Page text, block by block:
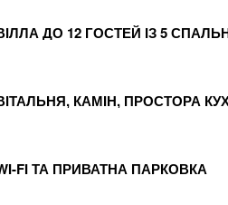
ДО 12 ГОСТЕЙ ІЗ 5
КАМІН, ПРОСТОРА
FI ТА ПРИВАТНА ПАРКОВКА